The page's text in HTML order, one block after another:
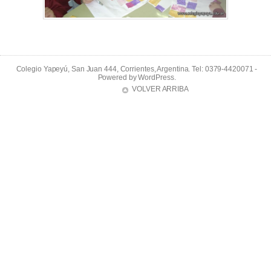
Colegio Yapeyú, San Juan 444, Corrientes, Argentina. Tel: 0379-4420071 -
Powered byWordPress.
VOLVER ARRIBA